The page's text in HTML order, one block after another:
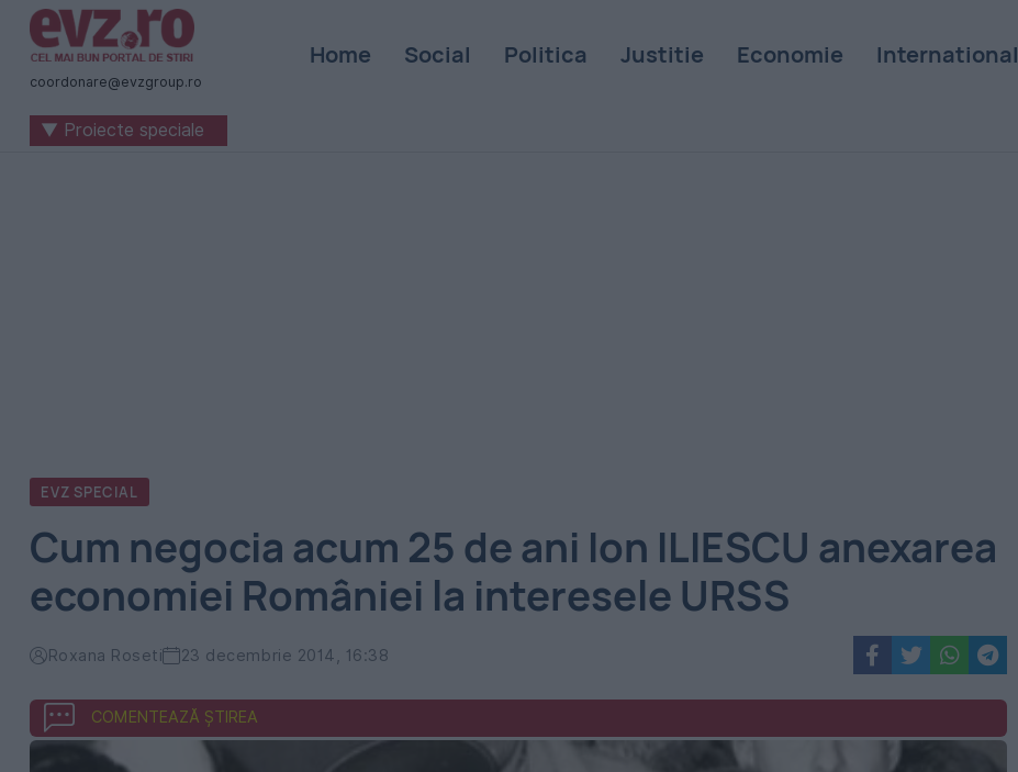
Știri
naționale
internaționale
coordonare@evzgroup.ro
Home Social Politica Justitie Economie International
▼ Proiecte speciale
EVZ SPECIAL
Cum negocia acum 25 de ani Ion ILIESCU anexarea
economiei României la interesele URSS
Roxana Roseti 23 decembrie 2014, 16:38
COMENTEAZĂ ȘTIREA